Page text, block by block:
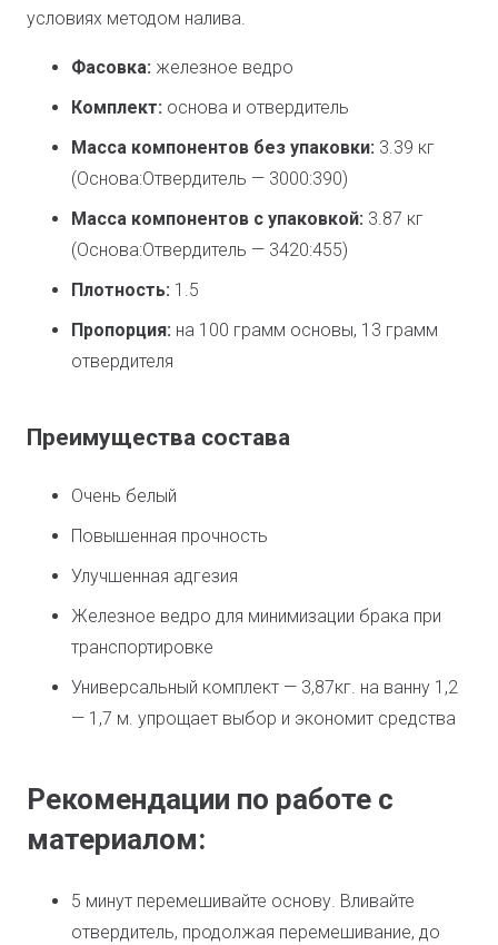
условиях методом налива.
Фасовка: железное ведро
Комплект: основа и отвердитель
Масса компонентов без упаковки: 3.39 кг
(Основа:Отвердитель — 3000:390)
Масса компонентов с упаковкой: 3.87 кг
(Основа:Отвердитель — 3420:455)
Плотность: 1.5
Пропорция: на 100 грамм основы, 13 грамм
отвердителя
Преимущества состава
Очень белый
Повышенная прочность
Улучшенная адгезия
Железное ведро для минимизации брака при
транспортировке
Универсальный комплект — 3,87кг. на ванну 1,2
— 1,7 м. упрощает выбор и экономит средства
Рекомендации по работе с
материалом:
5 минут перемешивайте основу. Вливайте
отвердитель, продолжая перемешивание, до